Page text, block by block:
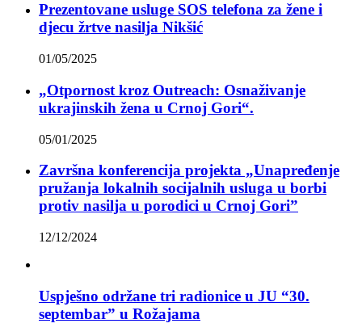
Prezentovane usluge SOS telefona za žene i
djecu žrtve nasilja Nikšić
01/05/2025
„Otpornost kroz Outreach: Osnaživanje
ukrajinskih žena u Crnoj Gori“.
05/01/2025
Završna konferencija projekta „Unapređenje
pružanja lokalnih socijalnih usluga u borbi
protiv nasilja u porodici u Crnoj Gori”
12/12/2024
Uspješno održane tri radionice u JU “30.
septembar” u Rožajama